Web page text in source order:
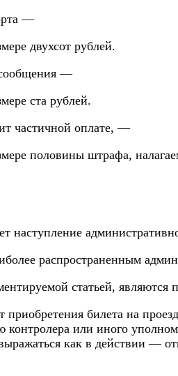
—
двухсот рублей.
сообщения —
ста рублей.
частичной оплате, —
половины штрафа,
распространенным
статьей, являются
приобретения билета на
или иного
как в действии —